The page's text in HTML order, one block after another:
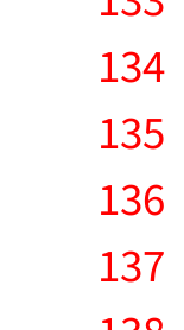
134
135
136
137